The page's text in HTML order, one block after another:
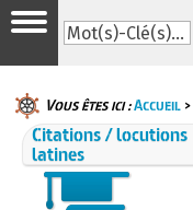
Vous êtes ici :Accueil >
Citations / locutions
latines